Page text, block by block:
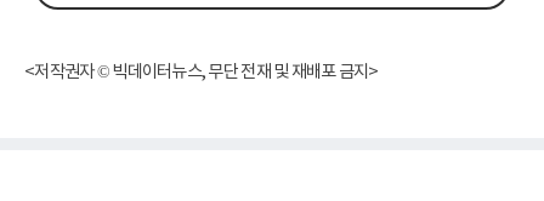
<저작권자 © 빅데이터뉴스, 무단 전재 및 재배포 금지>